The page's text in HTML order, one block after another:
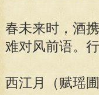
春未来时，酒
难对风前语。
西江月（赋瑶